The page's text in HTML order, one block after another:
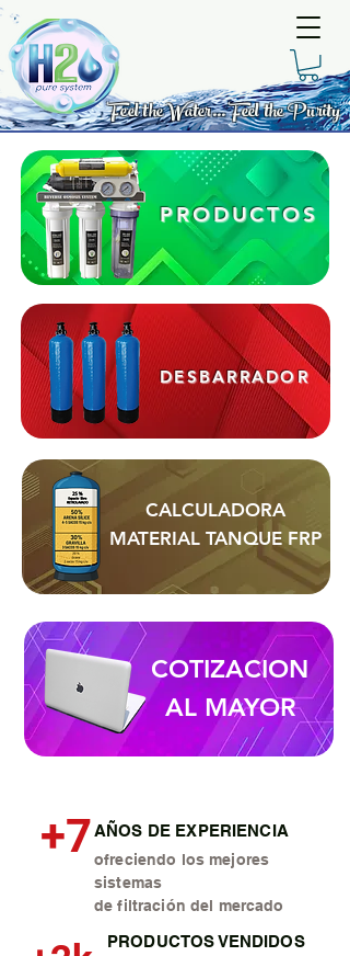
Feel the Water... Feel the Purity
PRODUCTOS
DESBARRADOR
CALCULADORA
MATERIAL TANQUE FRP
COTIZACION
AL MAYOR
ofreciendo los mejores
sistemas
de filtración del mercado
AÑOS DE EXPERIENCIA
+7
PRODUCTOS VENDIDOS